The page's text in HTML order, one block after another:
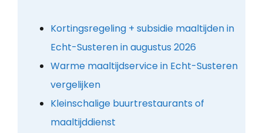
Kortingsregeling + subsidie maaltijden in
Echt-Susteren in augustus 2026
Warme maaltijdservice in Echt-Susteren
vergelijken
Kleinschalige buurtrestaurants of
maaltijddienst